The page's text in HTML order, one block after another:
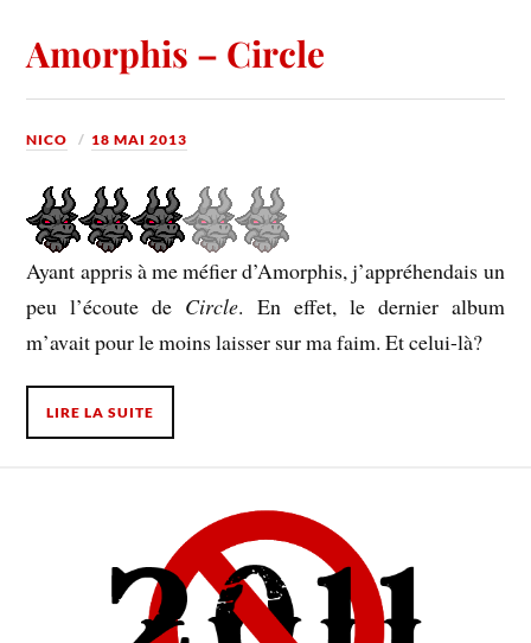
Amorphis – Circle
NICO 18 MAI 2013
Ayant appris à me méfier d’Amorphis, j’appréhendais un
peu l’écoute de Circle. En effet, le dernier album
m’avait pour le moins laisser sur ma faim. Et celui-là?
LIRE LA SUITE